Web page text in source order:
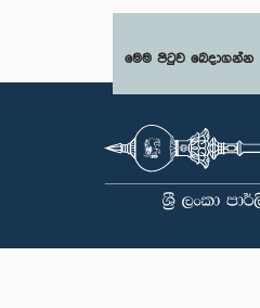
මෙම පිටුව බෙදාගන්න